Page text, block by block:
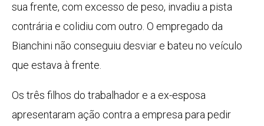
sua frente, com excesso de peso, invadiu a pista
contrária e colidiu com outro. O empregado da
Bianchini não conseguiu desviar e bateu no veículo
que estava à frente.
Os três filhos do trabalhador e a ex-esposa
apresentaram ação contra a empresa para pedir